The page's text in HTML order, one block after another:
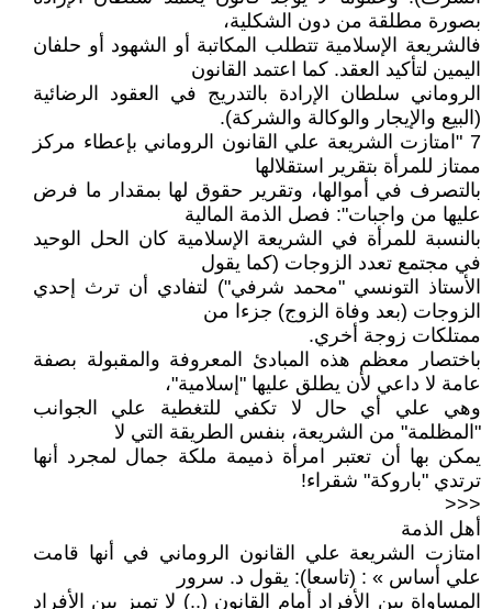
بصورة مطلقة من دون الشكلية،
فالشريعة الإسلامية تتطلب المكاتبة أو الشهود أو حلفان
اليمين لتأكيد العقد. كما اعتمد القانون
الروماني سلطان الإرادة بالتدريج في العقود الرضائية
(البيع والإيجار والوكالة والشركة).
7 "امتازت الشريعة علي القانون الروماني بإعطاء مركز
ممتاز للمرأة بتقرير استقلالها
بالتصرف في أموالها، وتقرير حقوق لها بمقدار ما فرض
عليها من واجبات": فصل الذمة المالية
بالنسبة للمرأة في الشريعة الإسلامية كان الحل الوحيد
في مجتمع تعدد الزوجات (كما يقول
الأستاذ التونسي "محمد شرفي") لتفادي أن ترث إحدي
الزوجات (بعد وفاة الزوج) جزءا من
ممتلكات زوجة أخري.
باختصار معظم هذه المبادئ المعروفة والمقبولة بصفة
عامة لا داعي لأن يطلق عليها "إسلامية"،
وهي علي أي حال لا تكفي للتغطية علي الجوانب
"المظلمة" من الشريعة، بنفس الطريقة التي لا
يمكن بها أن تعتبر امرأة ذميمة ملكة جمال لمجرد أنها
ترتدي "باروكة" شقراء!
<<<
أهل الذمة
امتازت الشريعة علي القانون الروماني في أنها قامت
علي أساس » : (تاسعا): يقول د. سرور
المساواة بين الأفراد أمام القانون (..) لا تميز بين الأفراد